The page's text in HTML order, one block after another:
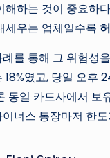
해하는 것이 중요하
세우는 업체일수록
를 통해 그 위험성
18%였고, 당일 오후
동일 카드사에서 보
너스 통장마저 한